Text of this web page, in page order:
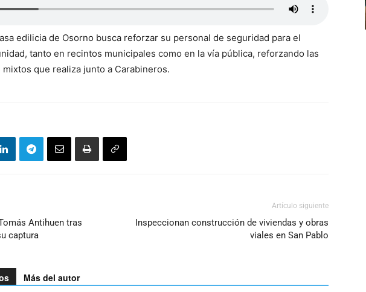
edilicia de Osorno busca reforzar su personal de seguridad para el
tanto en recintos municipales como en la vía pública, reforzando las
que realiza junto a Carabineros.
Antihuen tras
captura
Artículo siguiente
Inspeccionan construcción de viviendas y obras
viales en San Pablo
Más del autor